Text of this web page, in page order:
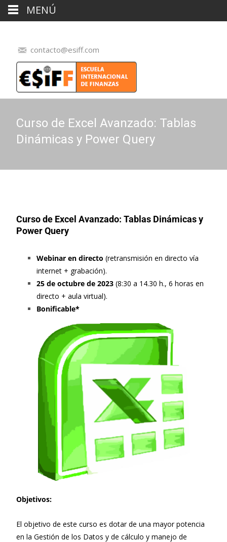
contacto@esiff.com
Curso de Excel Avanzado: Tablas
Dinámicas y Power Query
Curso de Excel Avanzado: Tablas Dinámicas y
Power Query
Webinar en directo (retransmisión en directo vía
internet + grabación).
25 de octubre de 2023 (8:30 a 14.30 h., 6 horas en
directo + aula virtual).
Bonificable*
Objetivos:
El objetivo de este curso es dotar de una mayor potencia
en la Gestión de los Datos y de cálculo y manejo de
MENÚ